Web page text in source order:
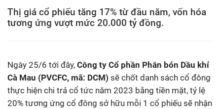
Thị giá cổ phiếu tăng 17% từ đầu năm, vốn hóa
tương ứng vượt mức 20.000 tỷ đồng.
Ngày 25/6 tới đây, Công ty Cổ phần Phân bón Dầu khí
Cà Mau (PVCFC, mã: DCM) sẽ chốt danh sách cổ đông
thực hiện chi trả cổ tức năm 2023 bằng tiền mặt, tỷ lệ
20% tương ứng cổ đông sở hữu mỗi 1 cổ phiếu sẽ nhận